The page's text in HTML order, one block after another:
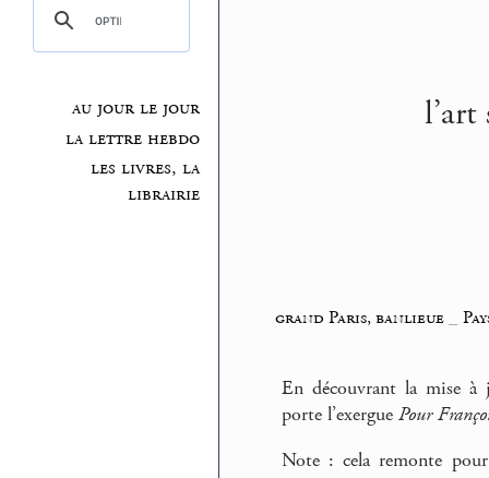
au jour le jour
la lettre hebdo
les livres, la
librairie
grand Paris, banlieue_
En découvrant la mise
porte l’exergue Pour
Note : cela remonte